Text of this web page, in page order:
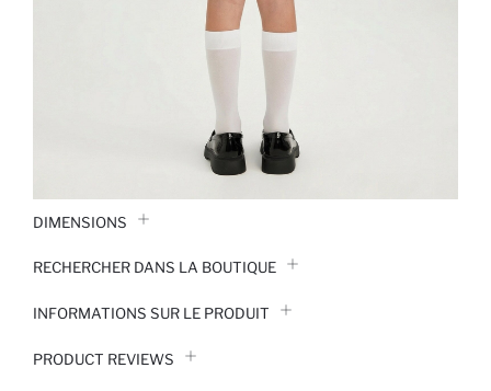
DIMENSIONS
RECHERCHER DANS LA BOUTIQUE
INFORMATIONS SUR LE PRODUIT
PRODUCT REVIEWS